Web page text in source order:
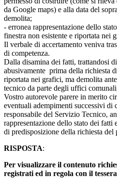
da Google maps) e alla data del
demolita;
- erronea rappresentazione dello
finestra non esistente e riportata nei
Il verbale di accertamento veniva
di competenza.
Dalla disamina dei fatti, trattandosi
abusivamente prima della richiesta
riportata nei grafici, ma demolita
tecnico da parte degli uffici
Vostro autorevole parere in merito
eventuali adempimenti successivi di
responsabile del Servizio Tecnico,
rappresentazione dello stato dei fatti
di predisposizione della richiesta del
RISPOSTA:
Per visualizzare il contenuto
registrati ed in regola con il